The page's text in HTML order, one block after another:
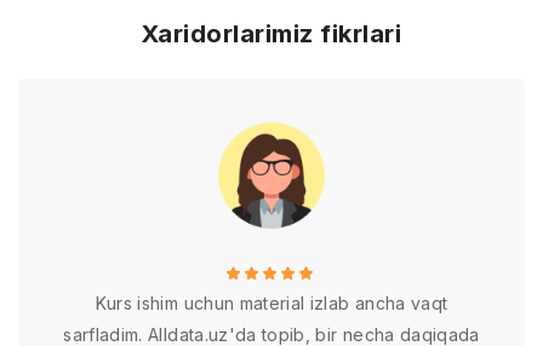
Xaridorlarimiz fikrlari
Kurs ishim uchun material izlab ancha vaqt
sarfladim. Alldata.uz'da topib, bir necha daqiqada